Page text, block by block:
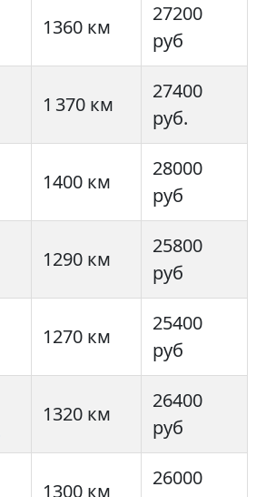
1360 км
27200
руб
1 370 км
27400
руб.
1400 км
28000
руб
1290 км
25800
руб
1270 км
25400
руб
1320 км
26400
руб
1300 км
26000